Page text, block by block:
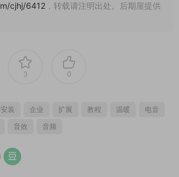
cjhj/6412 ，转载请注明出处。后期屋提供
3 0
装 企业 扩展 教程 温暖
电音
音效 音频